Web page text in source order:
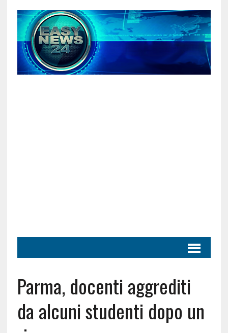
Parma, docenti aggrediti
da alcuni studenti dopo un